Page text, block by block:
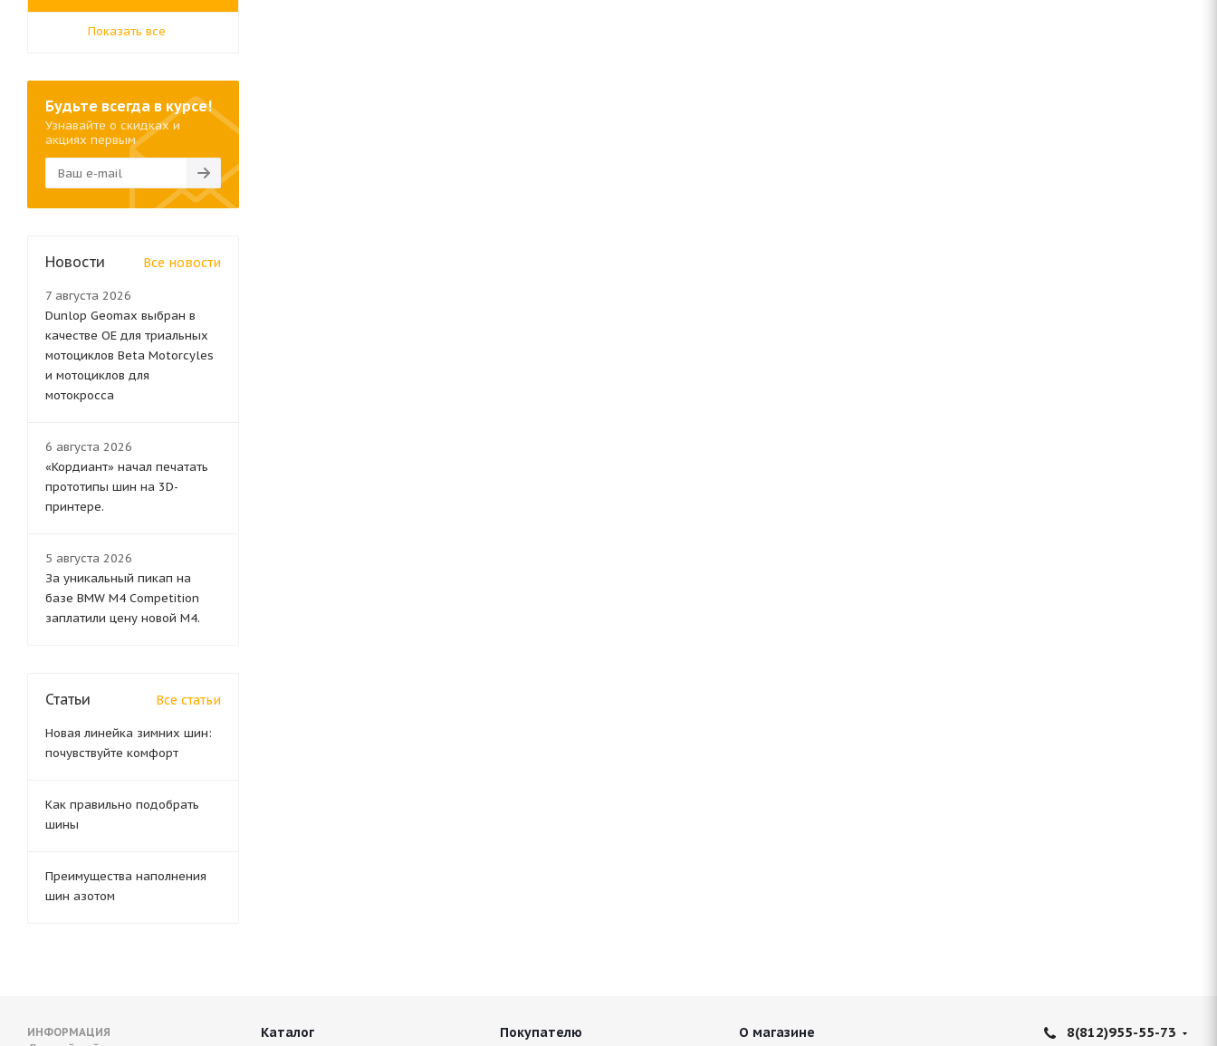
Показать все
Будьте всегда в курсе!
Узнавайте о скидках и
акциях первым
Новости Все новости
7 августа 2026
Dunlop Geomax выбран в
качестве OE для триальных
мотоциклов Beta Motorcyles
и мотоциклов для
мотокросса
6 августа 2026
«Кордиант» начал печатать
прототипы шин на 3D-
принтере.
5 августа 2026
За уникальный пикап на
базе BMW M4 Competition
заплатили цену новой M4.
Статьи Все статьи
Новая линейка зимних шин:
почувствуйте комфорт
Как правильно подобрать
шины
Преимущества наполнения
шин азотом
ИНФОРМАЦИЯ Каталог Покупателю О магазине 8(812)955-55-73